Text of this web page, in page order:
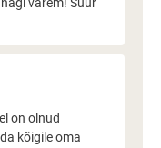
on olnud
kõigile oma